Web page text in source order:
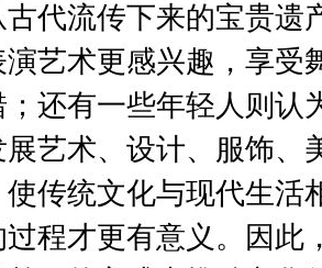
古代流传下来的宝贵遗
艺术更感兴趣，享受
还有一些年轻人则认
艺术、设计、服饰、
传统文化与现代生活
程才更有意义。因此